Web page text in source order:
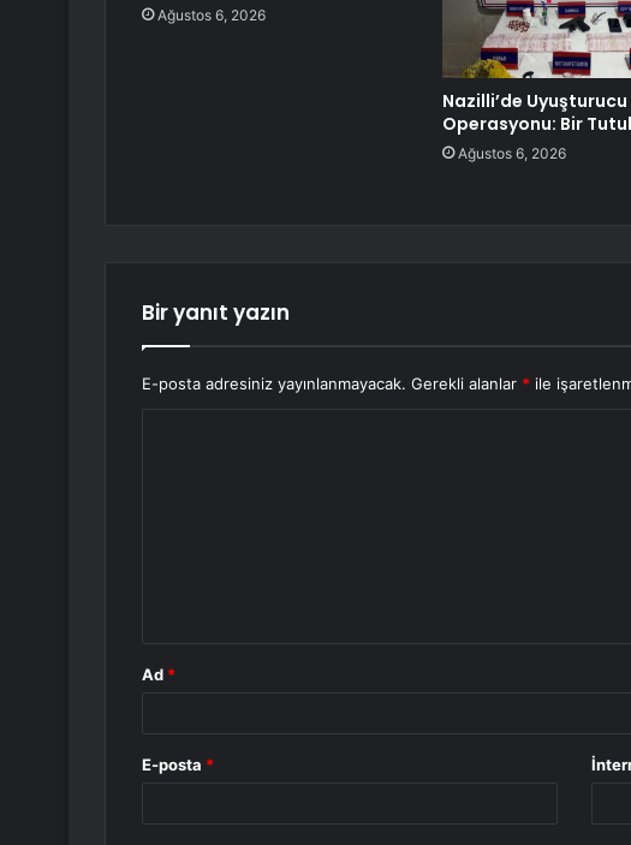
Ağustos 6, 2026
Nazilli’de Uyuşturucu
Operasyonu: Bir
Ağustos 6, 2026
Bir yanıt yazın
E-posta adresiniz yayınlanmayacak. Gerekli alanlar * ile
Ad *
E-posta *